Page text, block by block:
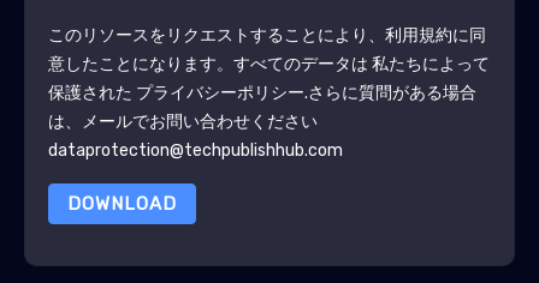
このリソースをリクエストすることにより、利用規約に同
意したことになります。すべてのデータは 私たちによって
保護された プライバシーポリシー.さらに質問がある場合
は、メールでお問い合わせください
dataprotection@techpublishhub.com
DOWNLOAD